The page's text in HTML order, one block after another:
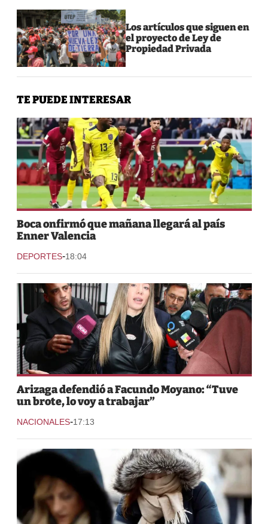
Los artículos que siguen en
el proyecto de Ley de
Propiedad Privada
TE PUEDE INTERESAR
Boca onfirmó que mañana llegará al país
Enner Valencia
DEPORTES-18:04
Arizaga defendió a Facundo Moyano: “Tuve
un brote, lo voy a trabajar”
NACIONALES-17:13